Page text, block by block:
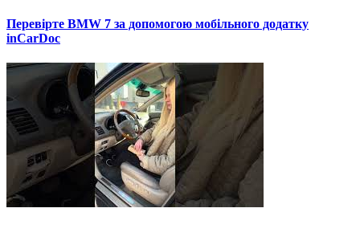
Перевірте BMW 7 за допомогою мобільного додатку
inCarDoc